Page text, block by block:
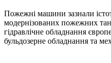
Пожежні машини зазнали
модернізованих пожежних
гідравлічне обладнання
бульдозерне обладнання та